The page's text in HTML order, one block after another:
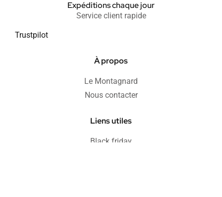
Expéditions chaque jour
Service client rapide
Trustpilot
À propos
Le Montagnard
Nous contacter
Liens utiles
Black friday